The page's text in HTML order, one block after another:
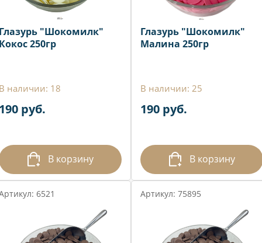
"Шокомилк"
250гр
наличии: 18
руб.
В корзину
Глазурь "Шокомилк"
Малина 250гр
В наличии: 25
190 руб.
В корзину
6521 Артикул: 75895